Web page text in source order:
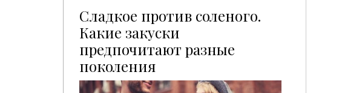
Сладкое против соленого.
Какие закуски
предпочитают разные
поколения